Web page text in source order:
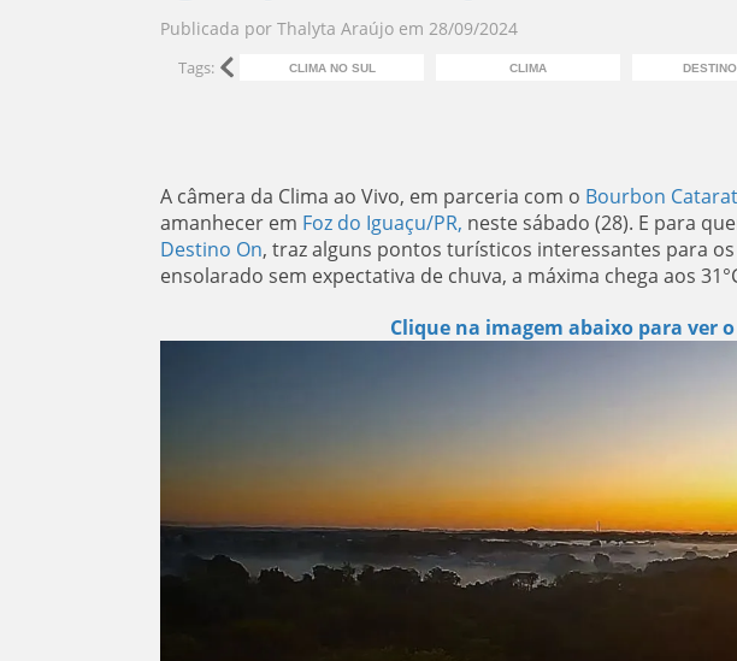
Publicada por Thalyta Araújo em 28/09/2024
Tags: CLIMA NO SUL CLIMA
A câmera da Clima ao Vivo, em parceria com o Bourbon
amanhecer em Foz do Iguaçu/PR, neste sábado (28). E para
Destino On, traz alguns pontos turísticos interessantes para
ensolarado sem expectativa de chuva, a máxima chega aos
Clique na imagem abaixo para ver